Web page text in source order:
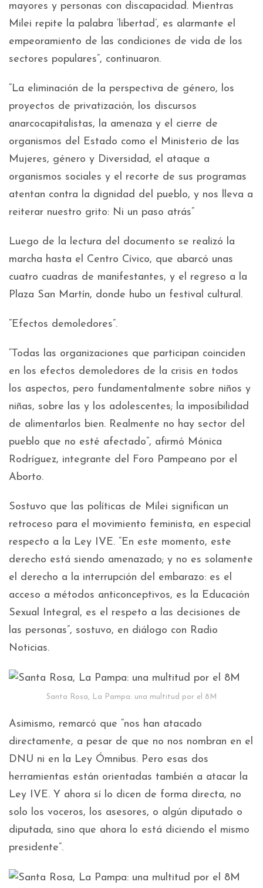
mayores y personas con discapacidad. Mientras
Milei repite la palabra ‘libertad’, es alarmante el
empeoramiento de las condiciones de vida de los
sectores populares”, continuaron.
“La eliminación de la perspectiva de género, los
proyectos de privatización, los discursos
anarcocapitalistas, la amenaza y el cierre de
organismos del Estado como el Ministerio de las
Mujeres, género y Diversidad, el ataque a
organismos sociales y el recorte de sus programas
atentan contra la dignidad del pueblo, y nos lleva a
reiterar nuestro grito: Ni un paso atrás”
Luego de la lectura del documento se realizó la
marcha hasta el Centro Cívico, que abarcó unas
cuatro cuadras de manifestantes, y el regreso a la
Plaza San Martín, donde hubo un festival cultural.
“Efectos demoledores”.
“Todas las organizaciones que participan coinciden
en los efectos demoledores de la crisis en todos
los aspectos, pero fundamentalmente sobre niños y
niñas, sobre las y los adolescentes; la imposibilidad
de alimentarlos bien. Realmente no hay sector del
pueblo que no esté afectado”, afirmó Mónica
Rodríguez, integrante del Foro Pampeano por el
Aborto.
Sostuvo que las políticas de Milei significan un
retroceso para el movimiento feminista, en especial
respecto a la Ley IVE. “En este momento, este
derecho está siendo amenazado; y no es solamente
el derecho a la interrupción del embarazo: es el
acceso a métodos anticonceptivos, es la Educación
Sexual Integral, es el respeto a las decisiones de
las personas”, sostuvo, en diálogo con Radio
Noticias.
Santa Rosa, La Pampa: una multitud por el 8M
Asimismo, remarcó que “nos han atacado
directamente, a pesar de que no nos nombran en el
DNU ni en la Ley Ómnibus. Pero esas dos
herramientas están orientadas también a atacar la
Ley IVE. Y ahora sí lo dicen de forma directa, no
solo los voceros, los asesores, o algún diputado o
diputada, sino que ahora lo está diciendo el mismo
presidente”.